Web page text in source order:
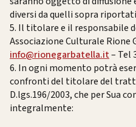
diversi da quelli sopra
5. Il titolare e il responsabile
Associazione Culturale Rione
info@rionegarbatella.it– Tel
6. In ogni momento potrà
confronti del titolare del
D.lgs.196/2003, che per Sua
integralmente: